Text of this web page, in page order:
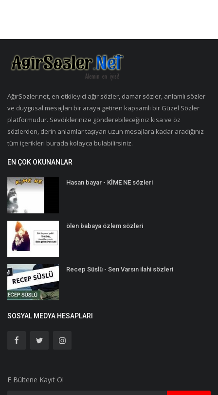
AğırSozler.net, en etkileyici ağır sözler, damar sözler, anlamlı sözler
ve duygusal mesajları bir araya getiren kapsamlı bir Güzel Sözler
platformudur. Sevdiklerinize gönderebileceğiniz kısa ve öz
sözlerden, derin anlamlar taşıyan uzun mesajlara kadar aradığınız
tüm içerikleri burada kolayca bulabilirsiniz.
EN ÇOK OKUNANLAR
Hasan bayar - KİME NE sözleri
ölen babaya özlem sözleri
Recep Süslü - Sen Varsın ilahi sözleri
SOSYAL MEDYA HESAPLARI
E Bültene Kayıt Ol